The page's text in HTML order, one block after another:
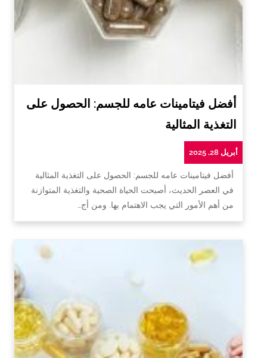
أفضل فيتامينات عامه للجسم: الحصول على
التغذية المثالية
أبريل 28, 2025
أفضل فيتامينات عامه للجسم: الحصول على التغذية المثالية
في العصر الحديث، أصبحت الحياة الصحية والتغذية المتوازنة
من أهم الأمور التي يجب الاهتمام بها. ومن أج…